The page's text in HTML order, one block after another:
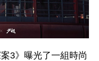
3》曝光了一組時尚